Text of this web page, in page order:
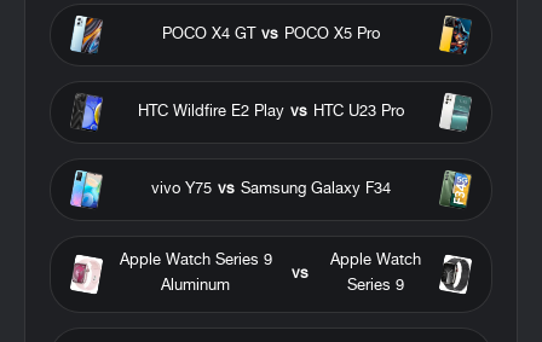
POCO X5 Pro
vs
POCO X4 GT
HTC U23 Pro
vs
HTC Wildfire E2 Play
Samsung Galaxy F34
vs
vivo Y75
Apple Watch
Series 9
vs
Apple Watch Series 9
Aluminum